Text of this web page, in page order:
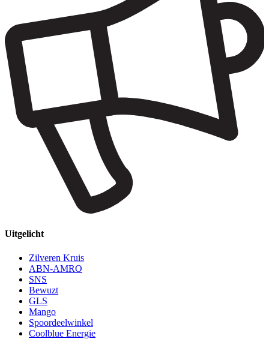
Uitgelicht
Zilveren Kruis
ABN-AMRO
SNS
Bewuzt
GLS
Mango
Spoordeelwinkel
Coolblue Energie